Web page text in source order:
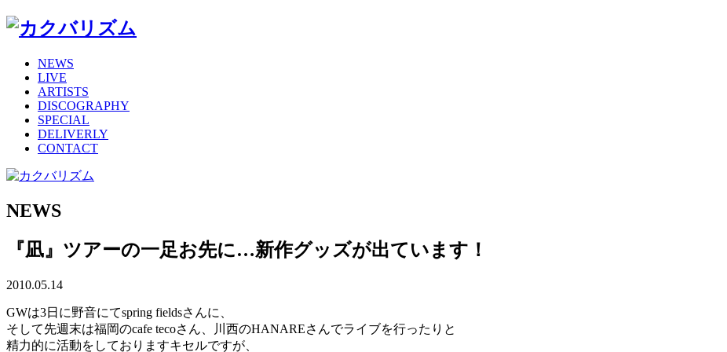
NEWS
LIVE
ARTISTS
DISCOGRAPHY
SPECIAL
DELIVERLY
CONTACT
NEWS
『凪』ツアーの一足お先に…新作グッズが出ています！
2010.05.14
GWは3日に野音にてspring fieldsさんに、
そして先週末は福岡のcafe tecoさん、川西のHANAREさんでライブを行ったりと
精力的に活動をしておりますキセルですが、